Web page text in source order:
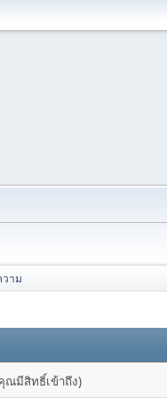
าม
ณมีสิทธิ์เข้าถึง)